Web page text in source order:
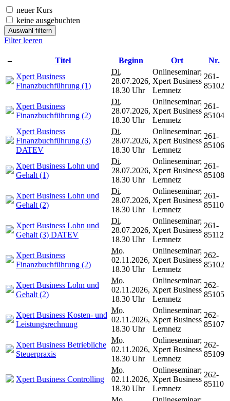
neuer Kurs
keine ausgebuchten
Auswahl filtern
Filter leeren
– Titel Beginn Ort
Nr.
Xpert Business
Finanzbuchführung (1)
Di.
28.07.2026,
18.30 Uhr
Onlineseminar;
Xpert Business
Lernnetz
261-
85102
Xpert Business
Finanzbuchführung (2)
Di.
28.07.2026,
18.30 Uhr
Onlineseminar;
Xpert Business
Lernnetz
261-
85104
Xpert Business
Finanzbuchführung (3)
DATEV
Di.
28.07.2026,
18.30 Uhr
Onlineseminar;
Xpert Business
Lernnetz
261-
85106
Xpert Business Lohn und
Gehalt (1)
Di.
28.07.2026,
18.30 Uhr
Onlineseminar;
Xpert Business
Lernnetz
261-
85108
Xpert Business Lohn und
Gehalt (2)
Di.
28.07.2026,
18.30 Uhr
Onlineseminar;
Xpert Business
Lernnetz
261-
85110
Xpert Business Lohn und
Gehalt (3) DATEV
Di.
28.07.2026,
18.30 Uhr
Onlineseminar;
Xpert Business
Lernnetz
261-
85112
Xpert Business
Finanzbuchführung (2)
Mo.
02.11.2026,
18.30 Uhr
Onlineseminar;
Xpert Business
Lernnetz
262-
85102
Xpert Business Lohn und
Gehalt (2)
Mo.
02.11.2026,
18.30 Uhr
Onlineseminar;
Xpert Business
Lernnetz
262-
85105
Xpert Business Kosten- und
Leistungsrechnung
Mo.
02.11.2026,
18.30 Uhr
Onlineseminar;
Xpert Business
Lernnetz
262-
85107
Xpert Business Betriebliche
Steuerpraxis
Mo.
02.11.2026,
18.30 Uhr
Onlineseminar;
Xpert Business
Lernnetz
262-
85109
Xpert Business Controlling
Mo.
02.11.2026,
18.30 Uhr
Onlineseminar;
Xpert Business
Lernnetz
262-
85110